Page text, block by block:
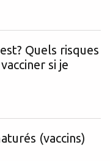
Quels risques
si je
(vaccins)